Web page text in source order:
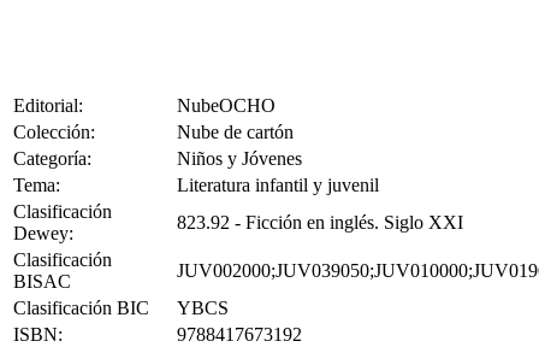
Editorial:
NubeOCHO
Colección:
Nube de cartón
Categoría:
Niños y Jóvenes
Tema:
Literatura infantil y juvenil
Clasificación
Dewey:
823.92 - Ficción en inglés. Siglo XXI
Clasificación
BISAC
Clasificación BIC
YBCS
ISBN:
9788417673192